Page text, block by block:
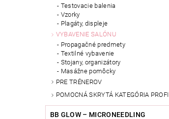
Testovacie balenia
Vzorky
Plagáty, displeje
VYBAVENIE SALÓNU
Propagačné predmety
Textilné vybavenie
Stojany, organizátory
Masážne pomôcky
PRE TRÉNEROV
POMOCNÁ SKRYTÁ KATEGÓRIA PROFI
BB GLOW – MICRONEEDLING